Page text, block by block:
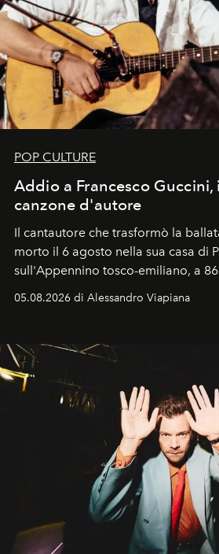
POP CULTURE
Addio a Francesco
canzone d'autore
Il cantautore che trasformò la
morto il 6 agosto nella sua casa di
sull'Appennino tosco-emiliano, a
05.08.2026 di Alessandro Viapiana